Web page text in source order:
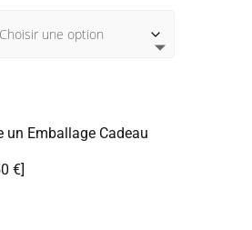
un Emballage Cadeau
€]